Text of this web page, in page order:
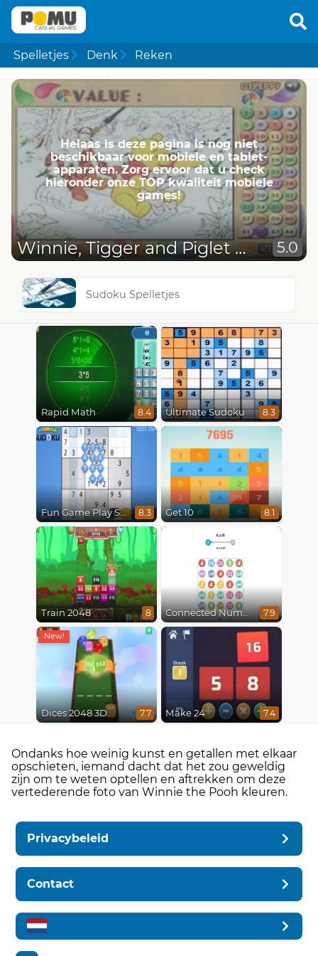
Spelletjes Denk Reken
Helaas is deze pagina is nog niet
beschikbaar voor mobiele en tablet-
apparaten. Zorg ervoor dat u check
hieronder onze TOP kwaliteit mobiele
games!
Winnie, Tigger and Piglet Colormath Game 5.0
Sudoku Spelletjes
Rapid Math 8.4 Ultimate Sudoku 8.3
Fun Game Play Sudoku 8.3 Get 10 8.1
Train 2048 8 Connected Numbers 7.9
Dices 2048 3D 7.7 Make 24 7.4
Ondanks hoe weinig kunst en getallen met elkaar
opschieten, iemand dacht dat het zou geweldig
zijn om te weten optellen en aftrekken om deze
vertederende foto van Winnie the Pooh kleuren.
Privacybeleid
Contact